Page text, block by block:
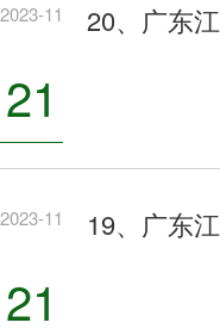
2023-11
21
20、广东
2023-11
21
19、广东